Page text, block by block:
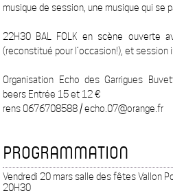
musique de session, une musique qui se
22H30 BAL FOLK en scène ouverte
(reconstitué pour l’occasion!), et session
Organisation Echo des Garrigues
beers Entrée 15 et 12 €
rens 0676708588 / echo.07@orange.fr
PROGRAMMATION
Vendredi 20 mars salle des fêtes Vallon
20H30